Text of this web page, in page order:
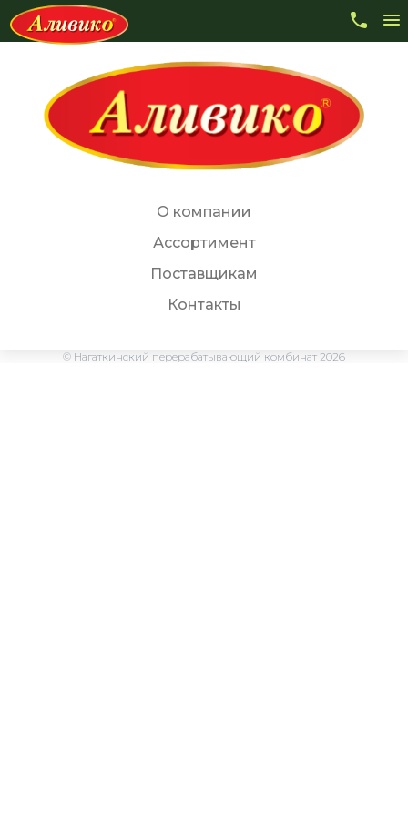
У вас нет прав просматривать эту страницу
Зарегистрируйтесь или войдите на сайт.
О компании
Ассортимент
Поставщикам
Контакты
© Нагаткинский перерабатывающий комбинат 2026